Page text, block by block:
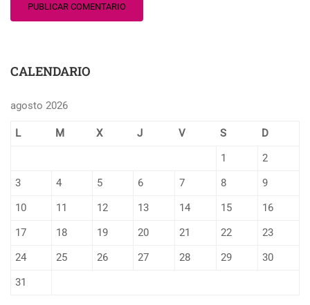
CALENDARIO
agosto 2026
L M X J V S
D
1
2
3
4 5 6 7 8
9
10
11 12 13 14 15
16
17
18 19 20 21 22
23
24
25 26 27 28 29
30
31